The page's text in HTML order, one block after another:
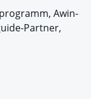
Awin-
Partner,